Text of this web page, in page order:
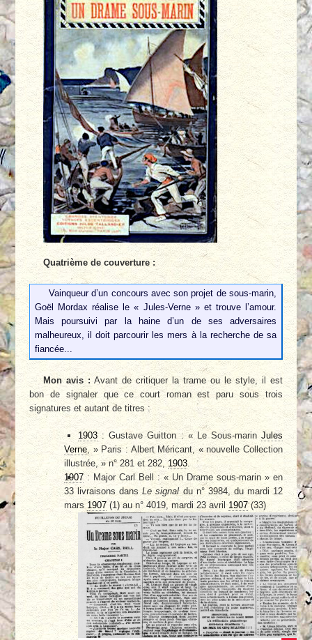
Quatrième de couverture :
Vainqueur d’un concours avec son projet de sous-marin,
Goël Mordax réalise le « Jules-Verne » et trouve l’amour.
Mais poursuivi par la haine d’un de ses adversaires
malheureux, il doit parcourir les mers à la recherche de sa
fiancée...
Mon avis :Avant de critiquer la trame ou le style, il est
bon de signaler que ce court roman est paru sous trois
signatures et autant de titres :
1903: Gustave Guitton : « Le Sous-marin Jules
Verne, » Paris : Albert Méricant, « nouvelle Collection
illustrée, » n° 281 et 282,1903.
1907: Major Carl Bell : « Un Drame sous-marin » en
33 livraisons dansLe signaldu n° 3984, du mardi 12
mars 1907 (1) au n° 4019, mardi 23 avril 1907(33)